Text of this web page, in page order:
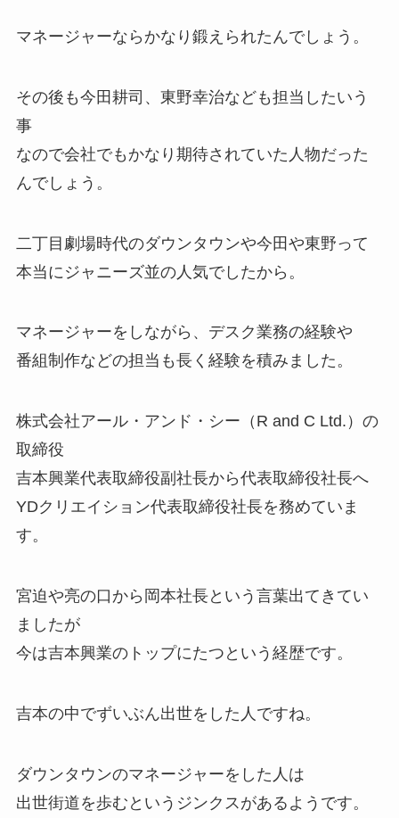
マネージャーならかなり鍛えられたんでしょう。
その後も今田耕司、東野幸治なども担当したいう
事
なので会社でもかなり期待されていた人物だった
んでしょう。
二丁目劇場時代のダウンタウンや今田や東野って
本当にジャニーズ並の人気でしたから。
マネージャーをしながら、デスク業務の経験や
番組制作などの担当も長く経験を積みました。
株式会社アール・アンド・シー（R and C Ltd.）の
取締役
吉本興業代表取締役副社長から代表取締役社長へ
YDクリエイション代表取締役社長を務めていま
す。
宮迫や亮の口から岡本社長という言葉出てきてい
ましたが
今は吉本興業のトップにたつという経歴です。
吉本の中でずいぶん出世をした人ですね。
ダウンタウンのマネージャーをした人は
出世街道を歩むというジンクスがあるようです。